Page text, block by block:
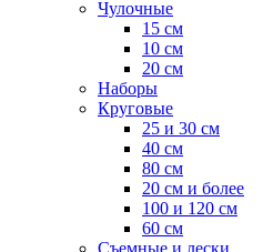
Чулочные
15 см
10 см
20 см
Наборы
Круговые
25 и 30 см
40 см
80 см
20 см и более
100 и 120 см
60 см